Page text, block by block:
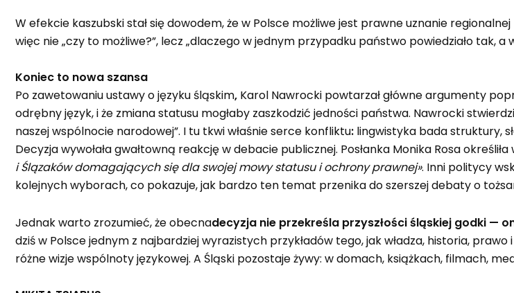
W efekcie kaszubski stał się dowodem, że w Polsce możliwe jest prawne uznanie
więc nie „czy to możliwe?”, lecz „dlaczego w jednym przypadku państwo powiedziało tak, a
Koniec to nowa szansa
Po zawetowaniu ustawy o języku śląskim, Karol Nawrocki powtarzał główne argumenty
odrębny język, i że zmiana statusu mogłaby zaszkodzić jedności państwa. Nawrocki
naszej wspólnocie narodowej”. I tu tkwi właśnie serce konfliktu: lingwistyka bada struktury,
Decyzja wywołała gwałtowną reakcję w debacie publicznej. Posłanka Monika Rosa
i Ślązaków domagających się dla swojej mowy statusu i ochrony prawnej». Inni politycy
kolejnych wyborach, co pokazuje, jak bardzo ten temat przenika do szerszej debaty o
Jednak warto zrozumieć, że obecnadecyzja nie przekreśla przyszłości śląskiej godki —
dziś w Polsce jednym z najbardziej wyrazistych przykładów tego, jak władza, historia,
różne wizje wspólnoty językowej. A Śląski pozostaje żywy: w domach, książkach, filmach,